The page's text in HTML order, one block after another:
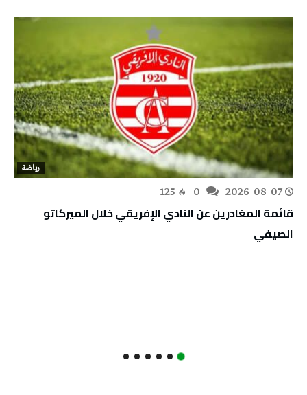
رياضة
2026-08-07
125
قائمة المغادرين عن النادي الإفريقي خلال الميركاتو
الصيفي